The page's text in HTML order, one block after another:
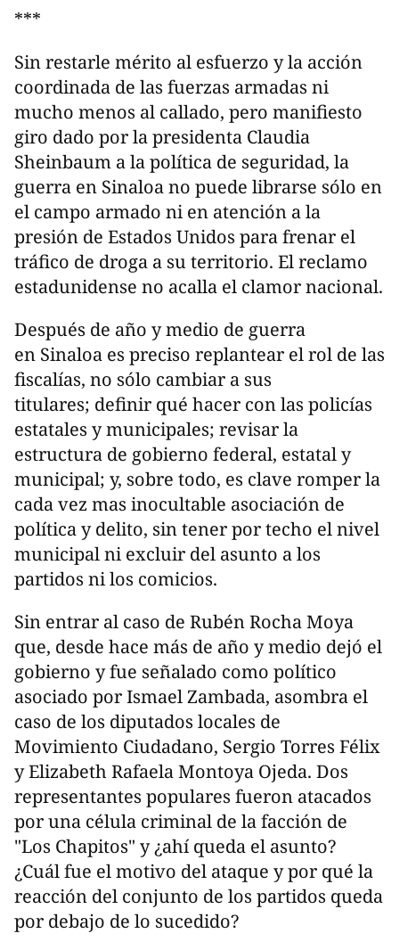
***
Sin restarle mérito al esfuerzo y la acción
coordinada de las fuerzas armadas ni
mucho menos al callado, pero manifiesto
giro dado por la presidenta Claudia
Sheinbaum a la política de seguridad, la
guerra en Sinaloa no puede librarse sólo en
el campo armado ni en atención a la
presión de Estados Unidos para frenar el
tráfico de droga a su territorio. El reclamo
estadunidense no acalla el clamor nacional.
Después de año y medio de guerra
en Sinaloa es preciso replantear el rol de las
fiscalías, no sólo cambiar a sus
titulares; definir qué hacer con las policías
estatales y municipales; revisar la
estructura de gobierno federal, estatal y
municipal; y, sobre todo, es clave romper la
cada vez mas inocultable asociación de
política y delito, sin tener por techo el nivel
municipal ni excluir del asunto a los
partidos ni los comicios.
Sin entrar al caso de Rubén Rocha Moya
que, desde hace más de año y medio dejó el
gobierno y fue señalado como político
asociado por Ismael Zambada, asombra el
caso de los diputados locales de
Movimiento Ciudadano, Sergio Torres Félix
y Elizabeth Rafaela Montoya Ojeda. Dos
representantes populares fueron atacados
por una célula criminal de la facción de
"Los Chapitos" y ¿ahí queda el asunto?
¿Cuál fue el motivo del ataque y por qué la
reacción del conjunto de los partidos queda
por debajo de lo sucedido?